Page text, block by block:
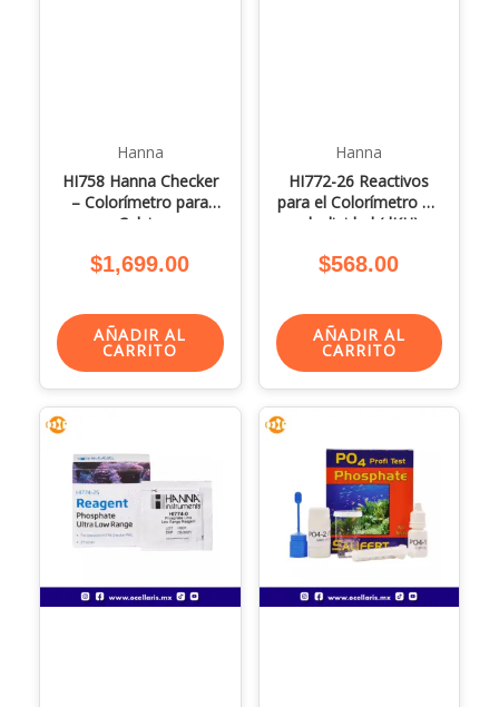
Hanna
HI758 Hanna Checker
– Colorímetro para
Calcio
$1,699.00
AÑADIR AL
CARRITO
Hanna
HI772-26 Reactivos
para el Colorímetro de
alcalinidad (dKH)
$568.00
AÑADIR AL
CARRITO